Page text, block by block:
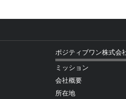
ポジティブワン株式会
ミッション
会社概要
所在地